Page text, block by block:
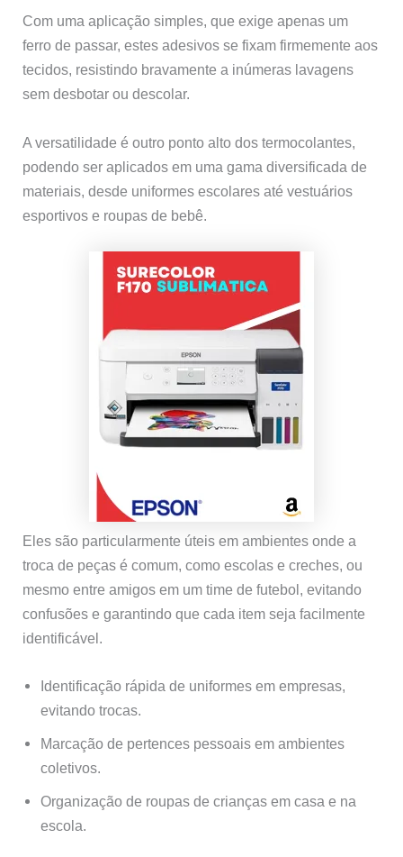
Com uma aplicação simples, que exige apenas um
ferro de passar, estes adesivos se fixam firmemente aos
tecidos, resistindo bravamente a inúmeras lavagens
sem desbotar ou descolar.
A versatilidade é outro ponto alto dos termocolantes,
podendo ser aplicados em uma gama diversificada de
materiais, desde uniformes escolares até vestuários
esportivos e roupas de bebê.
Eles são particularmente úteis em ambientes onde a
troca de peças é comum, como escolas e creches, ou
mesmo entre amigos em um time de futebol, evitando
confusões e garantindo que cada item seja facilmente
identificável.
Identificação rápida de uniformes em empresas,
evitando trocas.
Marcação de pertences pessoais em ambientes
coletivos.
Organização de roupas de crianças em casa e na
escola.